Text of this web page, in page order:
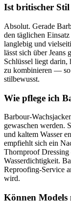
Ist britischer
Absolut. Gerade
den täglichen
langlebig und
lässt sich über Jeans
Schlüssel liegt
zu kombinieren — so
stilbewusst.
Wie pflege ich
Barbour-
gewaschen werden.
und kaltem Wasser
empfiehlt sich ein
Thornproof
Wasserdichtigkeit.
Reproofing-Service
wird.
Können